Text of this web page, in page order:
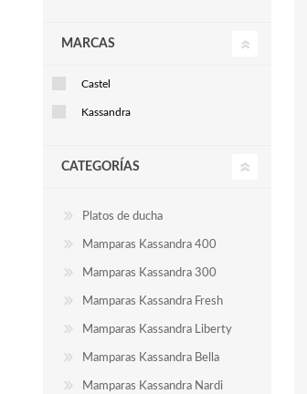
MARCAS
Castel
Kassandra
CATEGORÍAS
Platos de ducha
Mamparas Kassandra 400
Mamparas Kassandra 300
Mamparas Kassandra Fresh
Mamparas Kassandra Liberty
Mamparas Kassandra Bella
Mamparas Kassandra Nardi